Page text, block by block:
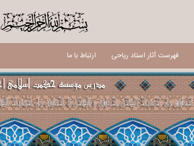
$
فهرست آثار استاد ریاحی ارتباط با ما